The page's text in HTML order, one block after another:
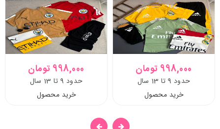
998,000 تومان
حدود 9 تا 13 سال
خرید محصول
998,000 تومان
حدود 9 تا 13 سال
خرید محصول